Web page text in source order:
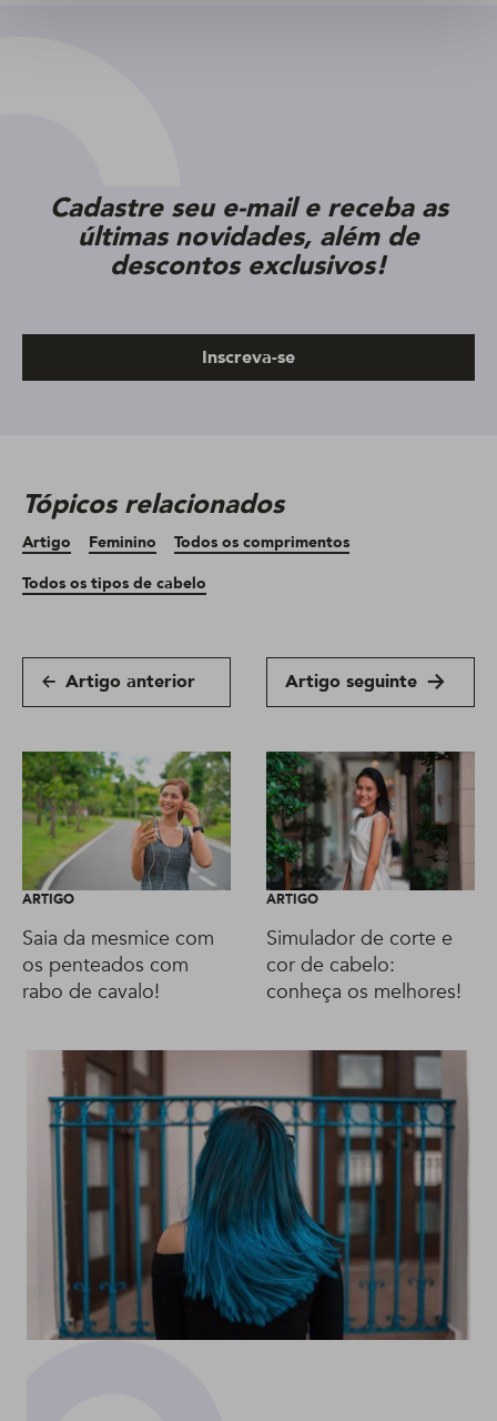
Cadastre seu e-mail e receba as
últimas novidades, além de
descontos exclusivos!
Inscreva-se
Tópicos relacionados
Artigo Feminino
Todos os comprimentos
Todos os tipos de cabelo
Artigo anterior Artigo seguinte
ARTIGO
Saia da mesmice com
os penteados com
rabo de cavalo!
ARTIGO
Simulador de corte e
cor de cabelo:
conheça os melhores!